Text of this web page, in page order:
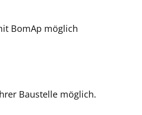
BomAp möglich
Baustelle möglich.